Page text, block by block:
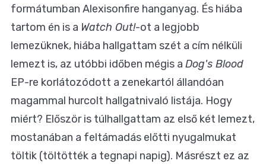
formátumban Alexisonfire hanganyag. És hiába
tartom én is a Watch Out!-ot a legjobb
lemezüknek, hiába hallgattam szét a cím nélküli
lemezt is, az utóbbi időben mégis a Dog's Blood
EP-re korlátozódott a zenekartól állandóan
magammal hurcolt hallgatnivaló listája. Hogy
miért? Először is túlhallgattam az első két lemezt,
mostanában a feltámadás előtti nyugalmukat
töltik (töltötték a tegnapi napig). Másrészt ez az